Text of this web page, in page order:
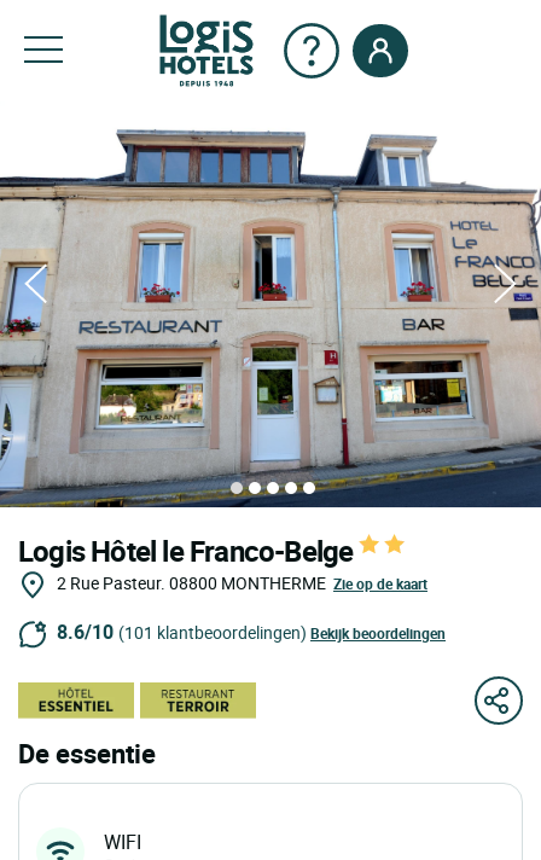
Logis Hôtel le Franco-Belge
2 Rue Pasteur. 08800 MONTHERME Zie op de kaart
8.6/10 (101 klantbeoordelingen) Bekijk beoordelingen
De essentie
WIFI